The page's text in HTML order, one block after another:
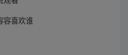
容喜欢谁